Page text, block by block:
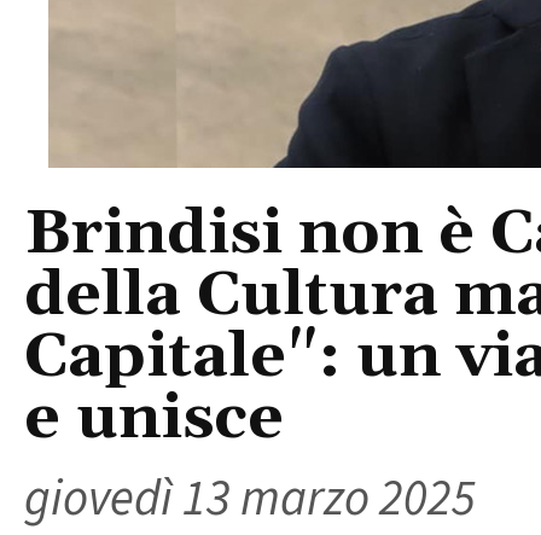
Brindisi non è
della Cultura
Capitale": un
e unisce
giovedì 13 marzo 2025